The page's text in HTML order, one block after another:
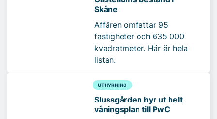
Skåne
Affären omfattar 95
fastigheter och 635 000
kvadratmeter. Här är hela
listan.
UTHYRNING
Slussgården hyr ut helt
våningsplan till PwC